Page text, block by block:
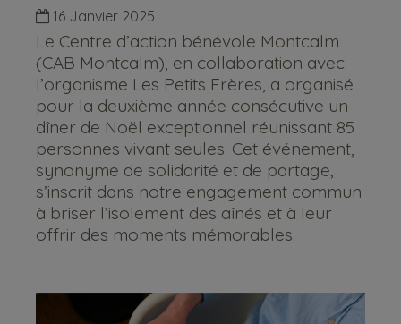
16 Janvier 2025
Le Centre d’action bénévole Montcalm
(CAB Montcalm), en collaboration avec
l’organisme Les Petits Frères, a organisé
pour la deuxième année consécutive un
dîner de Noël exceptionnel réunissant 85
personnes vivant seules. Cet événement,
synonyme de solidarité et de partage,
s’inscrit dans notre engagement commun
à briser l’isolement des aînés et à leur
offrir des moments mémorables.